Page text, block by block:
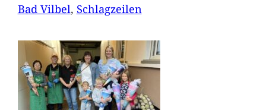
Bad Vilbel, Schlagzeilen